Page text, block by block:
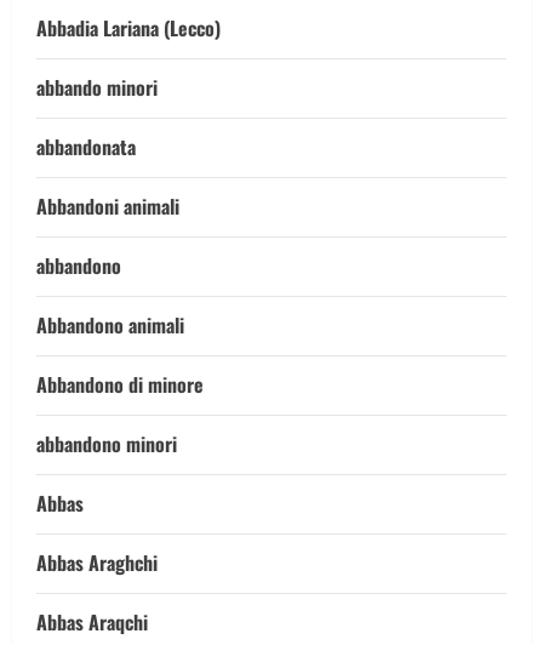
Abbadia Lariana (Lecco)
abbando minori
abbandonata
Abbandoni animali
abbandono
Abbandono animali
Abbandono di minore
abbandono minori
Abbas
Abbas Araghchi
Abbas Araqchi